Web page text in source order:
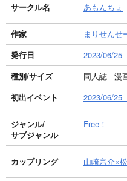
サークル名 あもんちょ
作家
まりせんせ
発行日
2023/06/25
種別/サイズ
同人誌 - 漫
初出イベント
2023/06/25
ジャンル/
サブジャンル
Free！
カップリング 山崎宗介×